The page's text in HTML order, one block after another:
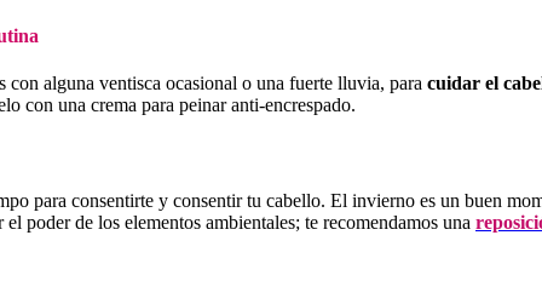
con alguna ventisca ocasional o una fuerte lluvia, para cuidar el
con una crema para peinar anti-encrespado.
para consentirte y consentir tu cabello. El invierno es un buen
poder de los elementos ambientales; te recomendamos una